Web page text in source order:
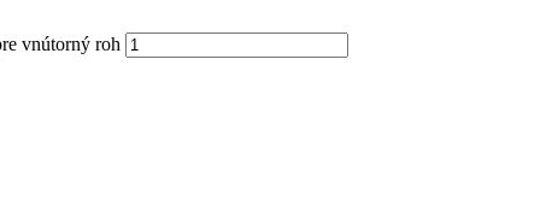
vnútorný roh